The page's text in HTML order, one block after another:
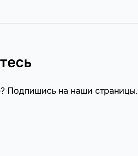
Подпишись на наши страницы.